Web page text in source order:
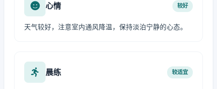
心情 较好
天气较好，注意室内通风降温，保持淡泊宁静的心态。
晨练 较适宜